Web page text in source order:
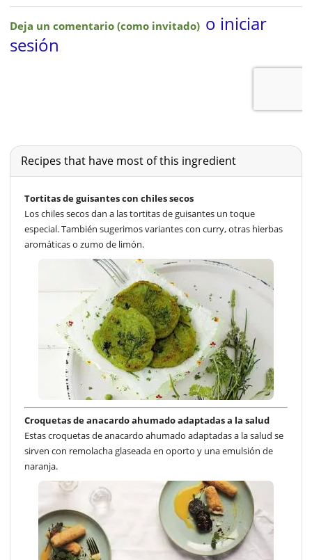
Recipes that have most of this ingredient
Tortitas de guisantes con chiles secos
Los chiles secos dan a las tortitas de guisantes un toque
especial. También sugerimos variantes con curry, otras hierbas
aromáticas o zumo de limón.
Croquetas de anacardo ahumado adaptadas a la salud
Estas croquetas de anacardo ahumado adaptadas a la salud se
sirven con remolacha glaseada en oporto y una emulsión de
naranja.